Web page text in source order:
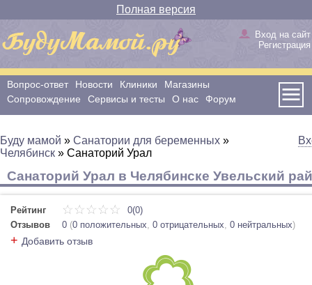
Полная версия
Вход на сайт
Регистрация
Вопрос-ответ Новости Клиники
Магазины
Сопровождение
Сервисы и тесты О нас Форум
Буду мамой » Санатории для беременных »
Челябинск » Санаторий Урал
Санаторий Урал в Челябинске Увельский
Рейтинг
0(0)
Отзывов
0 (0 положительных, 0 отрицательных, 0 нейтральных)
+ Добавить отзыв